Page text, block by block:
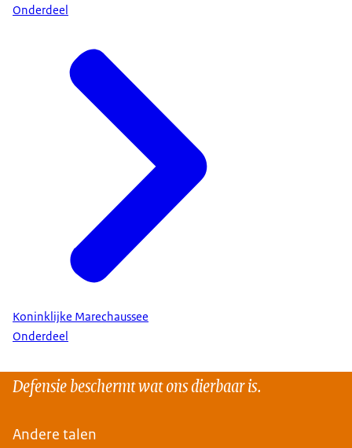
Onderdeel
Koninklijke Marechaussee
Onderdeel
Defensie beschermt wat ons dierbaar is.
Andere talen